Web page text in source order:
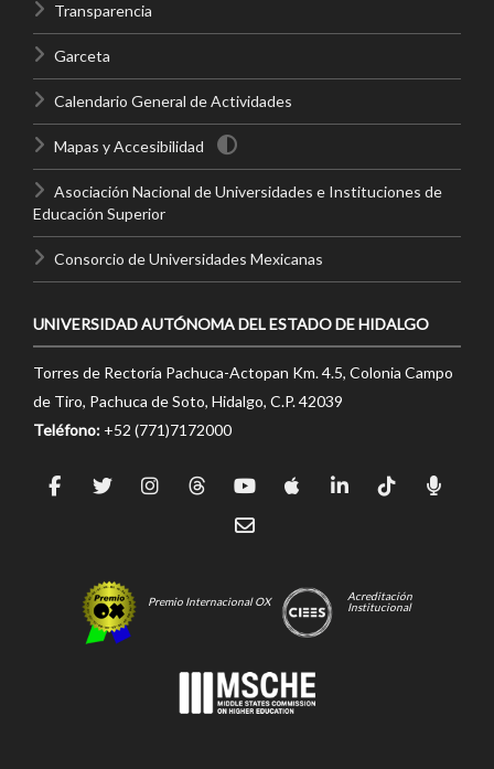
Transparencia
Garceta
Calendario General de Actividades
Mapas y Accesibilidad
Asociación Nacional de Universidades e Instituciones de
Educación Superior
Consorcio de Universidades Mexicanas
UNIVERSIDAD AUTÓNOMA DEL ESTADO DE HIDALGO
Torres de Rectoría Pachuca-Actopan Km. 4.5, Colonia Campo
de Tiro, Pachuca de Soto, Hidalgo, C.P. 42039
Teléfono: +52 (771)7172000
Premio Internacional OX
Acreditación
Institucional